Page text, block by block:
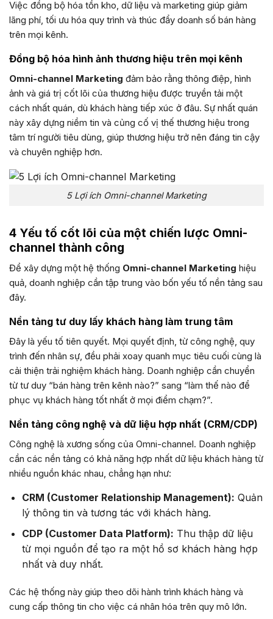
Việc đồng bộ hóa tồn kho, dữ liệu và marketing giúp giảm
lãng phí, tối ưu hóa quy trình và thúc đẩy doanh số bán hàng
trên mọi kênh.
Đồng bộ hóa hình ảnh thương hiệu trên mọi kênh
Omni-channel Marketing đảm bảo rằng thông điệp, hình
ảnh và giá trị cốt lõi của thương hiệu được truyền tải một
cách nhất quán, dù khách hàng tiếp xúc ở đâu. Sự nhất quán
này xây dựng niềm tin và củng cố vị thế thương hiệu trong
tâm trí người tiêu dùng, giúp thương hiệu trở nên đáng tin cậy
và chuyên nghiệp hơn.
5 Lợi ích Omni-channel Marketing
4 Yếu tố cốt lõi của một chiến lược Omni-
channel thành công
Để xây dựng một hệ thống Omni-channel Marketing hiệu
quả, doanh nghiệp cần tập trung vào bốn yếu tố nền tảng sau
đây.
Nền tảng tư duy lấy khách hàng làm trung tâm
Đây là yếu tố tiên quyết. Mọi quyết định, từ công nghệ, quy
trình đến nhân sự, đều phải xoay quanh mục tiêu cuối cùng là
cải thiện trải nghiệm khách hàng. Doanh nghiệp cần chuyển
từ tư duy “bán hàng trên kênh nào?” sang “làm thế nào để
phục vụ khách hàng tốt nhất ở mọi điểm chạm?”.
Nền tảng công nghệ và dữ liệu hợp nhất (CRM/CDP)
Công nghệ là xương sống của Omni-channel. Doanh nghiệp
cần các nền tảng có khả năng hợp nhất dữ liệu khách hàng từ
nhiều nguồn khác nhau, chẳng hạn như:
CRM (Customer Relationship Management): Quản
lý thông tin và tương tác với khách hàng.
CDP (Customer Data Platform): Thu thập dữ liệu
từ mọi nguồn để tạo ra một hồ sơ khách hàng hợp
nhất và duy nhất.
Các hệ thống này giúp theo dõi hành trình khách hàng và
cung cấp thông tin cho việc cá nhân hóa trên quy mô lớn.